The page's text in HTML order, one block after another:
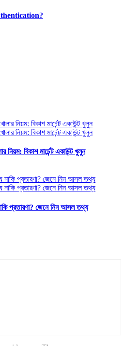
নিয়ম: বিকাশ মার্চেন্ট একাউন্ট খুলুন
প্রতারণা? জেনে নিন আসল তথ্য